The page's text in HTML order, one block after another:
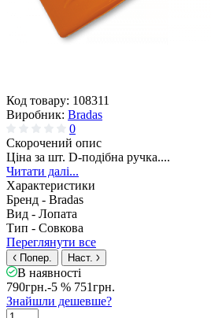
Код товару: 108311
Виробник: Bradas
0
Скорочений опис
Ціна за шт. D-подібна ручка....
Читати далі...
Характеристики
Бренд - Bradas
Вид - Лопата
Тип - Совкова
Переглянути все
Попер. Наст.
В наявності
790грн.-5 % 751грн.
Знайшли дешевше?